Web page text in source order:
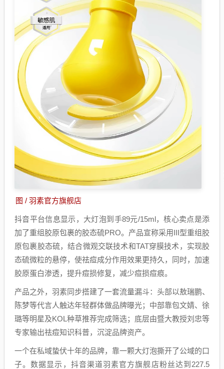
图 / 羽素官方旗舰店
抖音平台信息显示，大灯泡到手89元/15ml，核心卖点是添
加了重组胶原包裹的胶态硫PRO。产品宣称采用III型重组胶
原包裹胶态硫，结合微观交联技术和TAT穿膜技术，实现胶
态硫微粒的悬停，使祛痘成分作用效果更持久，同时，加速
胶原蛋白渗透，提升痘损修复，减少痘损痘痕。
产品之外，羽素同步搭建了一套流量漏斗：头部以敖瑞鹏、
陈梦等代言人触达年轻群体做品牌曝光；中部靠包文婧、徐
璐等明星及KOL种草推荐完成筛选；底层由暨大教授刘忠等
专家输出祛痘知识科普，沉淀品牌资产。
一个在私域蛰伏十年的品牌，靠一颗大灯泡撕开了公域的口
子。数据显示，抖音渠道羽素官方旗舰店粉丝达到227.5